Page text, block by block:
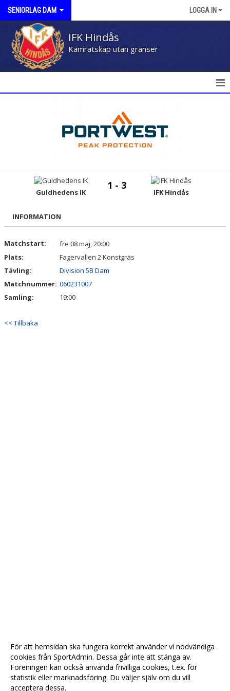
SENIORLAG DAM LOGGA IN
IFK Hindås
Kamratskap utan gränser
BILDGALLERI
KONTAKT
Guldhedens IK
1 - 3
IFK Hindås
INFORMATION
Matchstart:
fre 08 maj, 20:00
Plats:
Fagervallen 2 Konstgräs
Tävling:
Division 5B Dam
Matchnummer: 060231007
Samling:
19:00
<< Tillbaka
För att hemsidan ska fungera korrekt använder vi nödvändiga
cookies från SportAdmin. Dessa går inte att stänga av.
Föreningen kan också använda frivilliga cookies, t.ex. för
statistik eller marknadsföring. Du väljer själv om du vill
acceptera dessa.